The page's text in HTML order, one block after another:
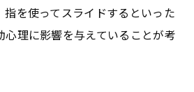
を使ってスライドするといった
理に影響を与えていることが考